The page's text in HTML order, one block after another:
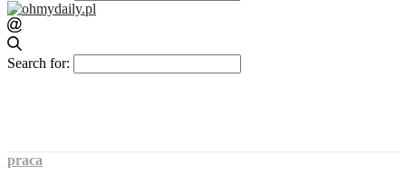
Search for:
praca